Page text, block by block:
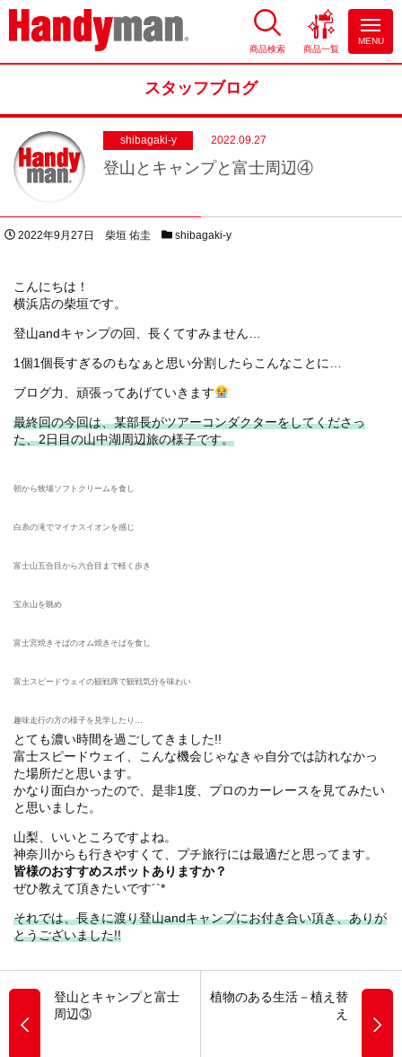
お風呂やキッチンのリフォーム
商品検索 商品一覧
MENU
スタッフブログ
shibagaki-y 2022.09.27
登山とキャンプと富士周辺④
投稿日
2022年9月27日 著者
柴垣 佑圭 スタッフブログカテゴリー
shibagaki-y
こんにちは！
横浜店の柴垣です。
登山andキャンプの回、長くてすみません…
1個1個長すぎるのもなぁと思い分割したらこんなことに…
ブログ力、頑張ってあげていきます
最終回の今回は、某部長がツアーコンダクターをしてくださっ
た、2日目の山中湖周辺旅の様子です。
朝から牧場ソフトクリームを食し
白糸の滝でマイナスイオンを感じ
富士山五合目から六合目まで軽く歩き
宝永山を眺め
富士宮焼きそばのオム焼きそばを食し
富士スピードウェイの観戦席で観戦気分を味わい
趣味走行の方の様子を見学したり…
とても濃い時間を過ごしてきました!!
富士スピードウェイ、こんな機会じゃなきゃ自分では訪れなかっ
た場所だと思います。
かなり面白かったので、是非1度、プロのカーレースを見てみたい
と思いました。
山梨、いいところですよね。
神奈川からも行きやすくて、プチ旅行には最適だと思ってます。
皆様のおすすめスポットありますか？
ぜひ教えて頂きたいです´`*
それでは、長きに渡り登山andキャンプにお付き合い頂き、ありが
とうございました!!
登山とキャンプと富士
周辺③
植物のある生活－植え替
え